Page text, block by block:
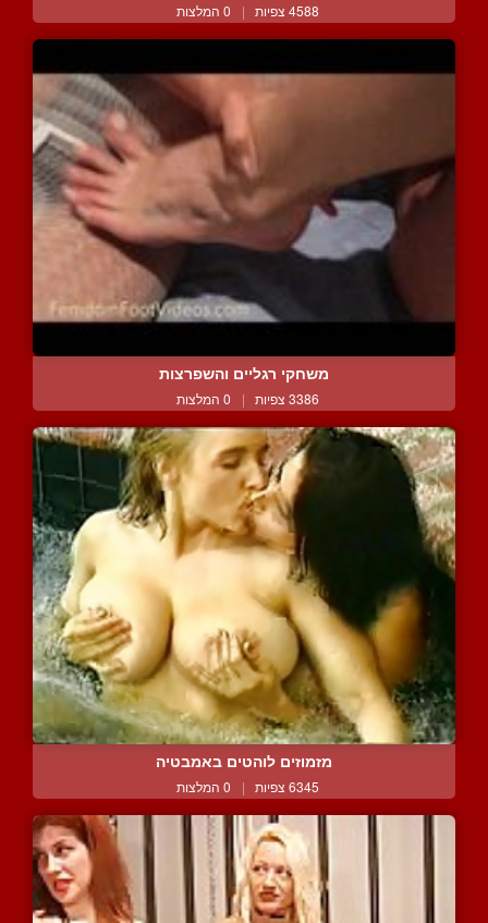
4588 צפיות | 0 המלצות
משחקי רגליים והשפרצות
3386 צפיות | 0 המלצות
מזמוזים לוהטים באמבטיה
6345 צפיות | 0 המלצות